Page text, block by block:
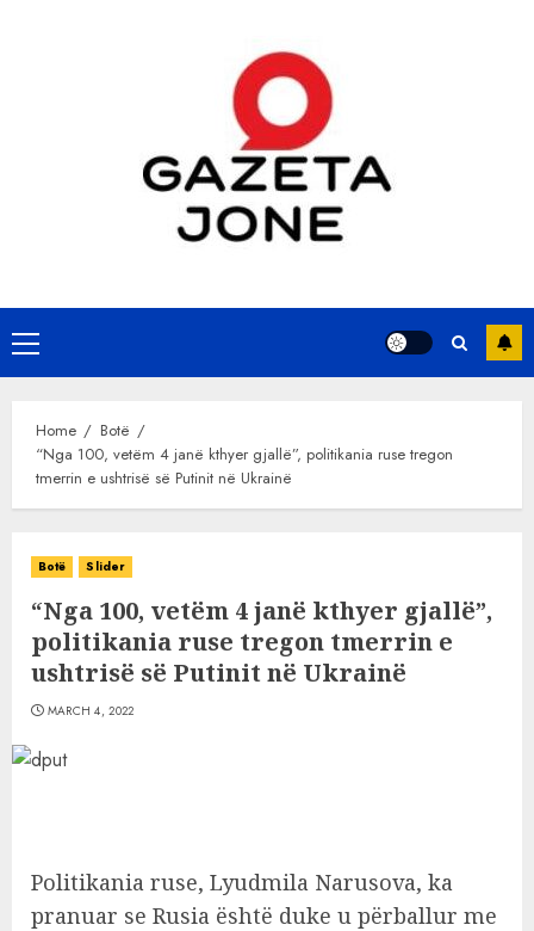
Primary
Menu
Home
Botë
“Nga 100, vetëm 4 janë kthyer gjallë”, politikania ruse tregon
tmerrin e ushtrisë së Putinit në Ukrainë
Botë Slider
“Nga 100, vetëm 4 janë kthyer gjallë”,
politikania ruse tregon tmerrin e
ushtrisë së Putinit në Ukrainë
MARCH 4, 2022
Politikania ruse, Lyudmila Narusova, ka
pranuar se Rusia është duke u përballur me